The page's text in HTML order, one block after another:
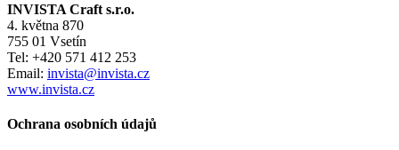
INVISTA Craft s.r.o.
4. května 870
755 01 Vsetín
Tel: +420 571 412 253
Email: invista@invista.cz
www.invista.cz
Ochrana osobních údajů